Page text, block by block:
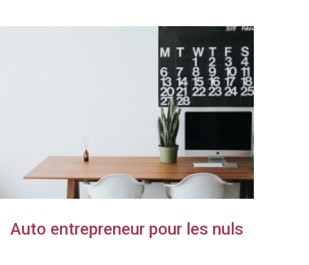
Auto entrepreneur pour les nuls